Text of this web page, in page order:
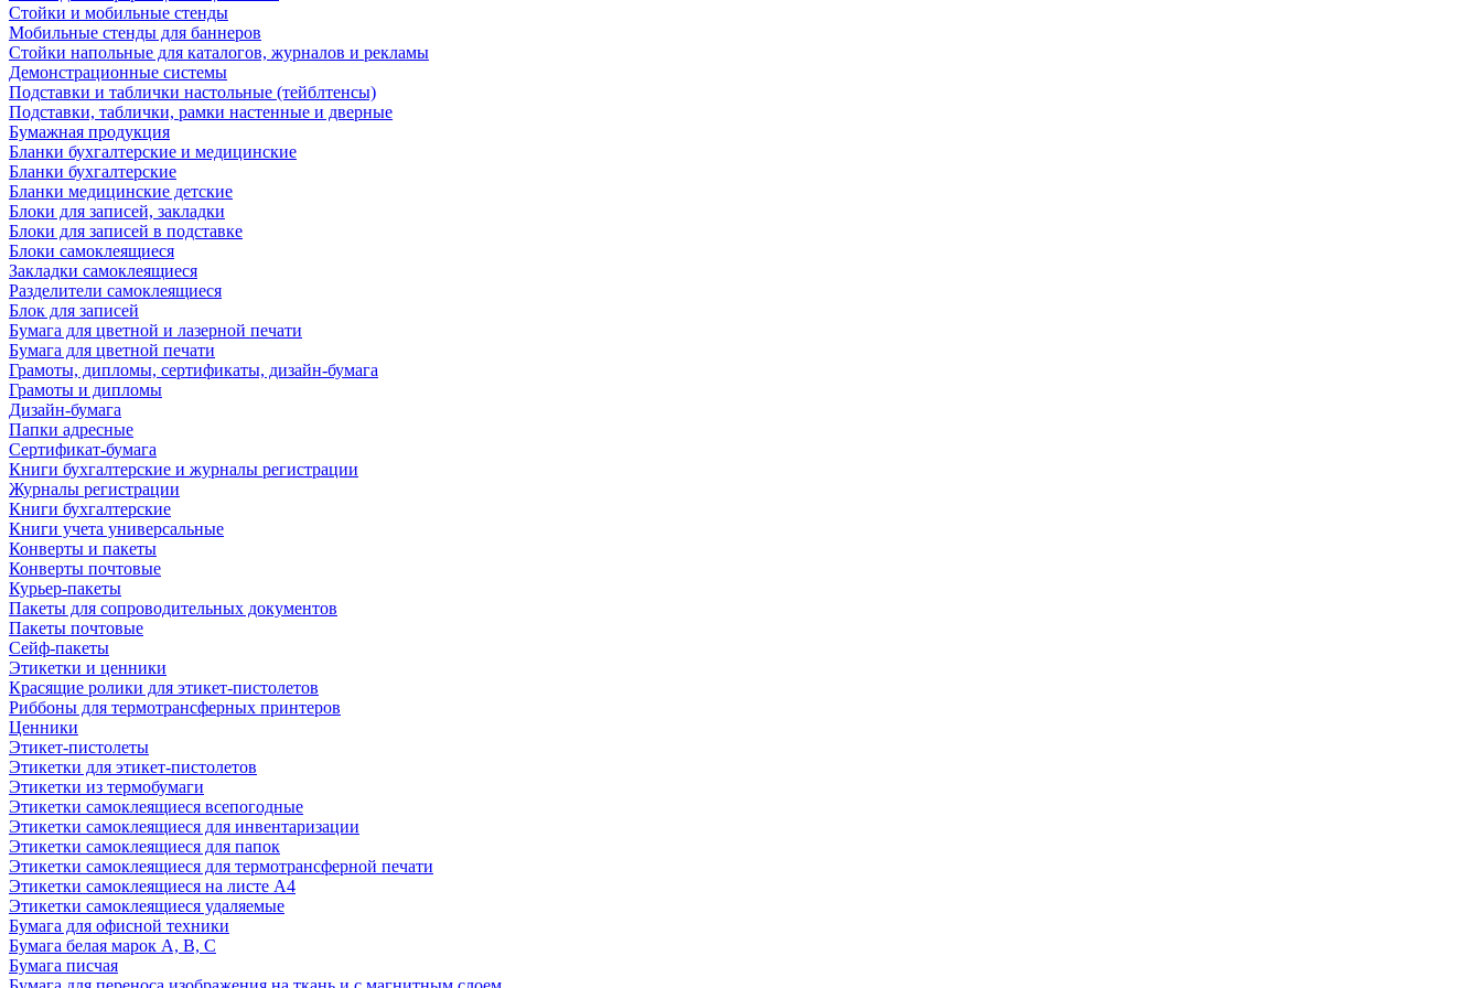
Стойки и мобильные стенды
Мобильные стенды для баннеров
Стойки напольные для каталогов, журналов и рекламы
Демонстрационные системы
Подставки и таблички настольные (тейблтенсы)
Подставки, таблички, рамки настенные и дверные
Бумажная продукция
Бланки бухгалтерские и медицинские
Бланки бухгалтерские
Бланки медицинские детские
Блоки для записей, закладки
Блоки для записей в подставке
Блоки самоклеящиеся
Закладки самоклеящиеся
Разделители самоклеящиеся
Блок для записей
Бумага для цветной и лазерной печати
Бумага для цветной печати
Грамоты, дипломы, сертификаты, дизайн-бумага
Грамоты и дипломы
Дизайн-бумага
Папки адресные
Сертификат-бумага
Книги бухгалтерские и журналы регистрации
Журналы регистрации
Книги бухгалтерские
Книги учета универсальные
Конверты и пакеты
Конверты почтовые
Курьер-пакеты
Пакеты для сопроводительных документов
Пакеты почтовые
Сейф-пакеты
Этикетки и ценники
Красящие ролики для этикет-пистолетов
Риббоны для термотрансферных принтеров
Ценники
Этикет-пистолеты
Этикетки для этикет-пистолетов
Этикетки из термобумаги
Этикетки самоклеящиеся всепогодные
Этикетки самоклеящиеся для инвентаризации
Этикетки самоклеящиеся для папок
Этикетки самоклеящиеся для термотрансферной печати
Этикетки самоклеящиеся на листе А4
Этикетки самоклеящиеся удаляемые
Бумага для офисной техники
Бумага белая марок А, В, С
Бумага писчая